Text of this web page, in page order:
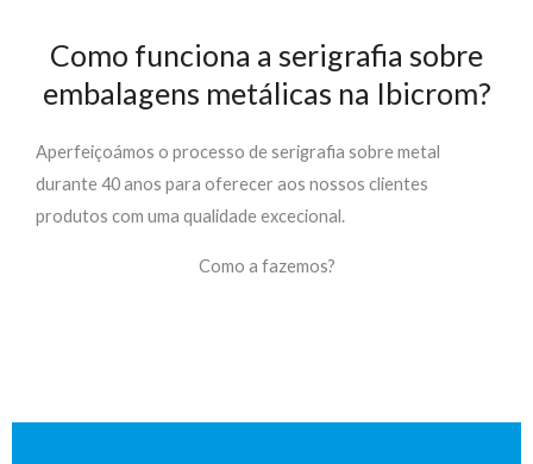
Como funciona a serigrafia sobre
embalagens metálicas na Ibicrom?
Aperfeiçoámos o processo deserigrafia sobremetal
durante 40 anos para oferecer aos nossos clientes
produtos com uma qualidade excecional.
Como a fazemos?